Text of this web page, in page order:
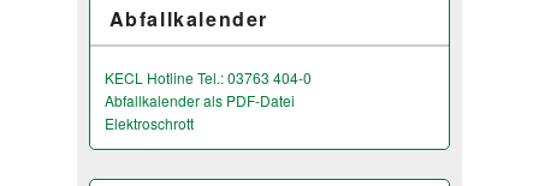
Abfallkalender
KECL Hotline Tel.: 03763 404-0
Abfallkalender als PDF-Datei
Elektroschrott